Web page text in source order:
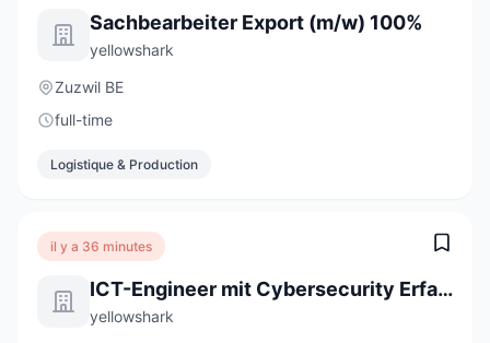
Sachbearbeiter Export (m/w) 100%
yellowshark
Zuzwil BE
full-time
Logistique & Production
il y a 36 minutes
ICT-Engineer mit Cybersecurity Erfahrung (m/w/d) 80-100%
yellowshark